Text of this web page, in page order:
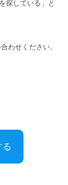
探している」と
わせください。